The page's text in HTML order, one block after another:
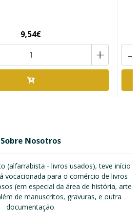
9,54€
+ -
Sobre Nosotros
(alfarrabista - livros usados), teve início
vocacionada para o comércio de livros
(em especial da área de história, arte
de manuscritos, gravuras, e outra
documentação.